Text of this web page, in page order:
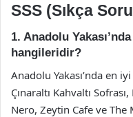
SSS (Sıkça
1. Anadolu
hangileridir?
Anadolu Yakası’nda en
Çınaraltı Kahvaltı
Nero, Zeytin Cafe ve